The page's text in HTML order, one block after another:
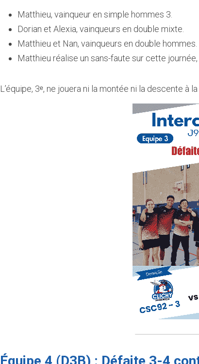
Matthieu, vainqueur en simple hommes 3.
Dorian et Alexia, vainqueurs en double mixte.
Matthieu et Nan, vainqueurs en double hommes.
Matthieu réalise un sans-faute sur cette journée,
L’équipe, 3ᵉ, ne jouera ni la montée ni la descente à la